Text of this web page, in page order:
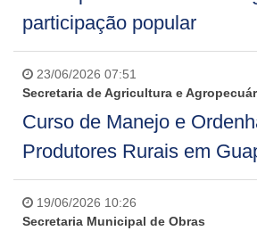
participação popular
23/06/2026 07:51
Secretaria de Agricultura e
Curso de Manejo e
Produtores Rurais em
19/06/2026 10:26
Secretaria Municipal de Obras